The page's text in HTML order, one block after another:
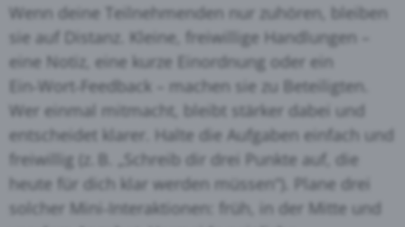
Wenn deine Teilnehmenden nur zuhören, bleiben
sie auf Distanz. Kleine, freiwillige Handlungen –
eine Notiz, eine kurze Einordnung oder ein
Ein‑Wort‑Feedback – machen sie zu Beteiligten.
Wer einmal mitmacht, bleibt stärker dabei und
entscheidet klarer. Halte die Aufgaben einfach und
freiwillig (z. B. „Schreib dir drei Punkte auf, die
heute für dich klar werden müssen“). Plane drei
solcher Mini‑Interaktionen: früh, in der Mitte und